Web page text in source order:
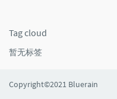
Tag cloud
暂无标签
Copyright©2021 Bluerain